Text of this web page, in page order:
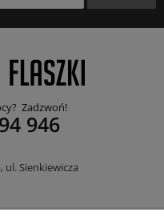
Zadzwoń!
946
ul. Sienkiewicza